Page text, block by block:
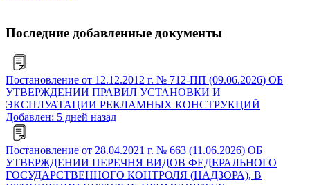
Последние добавленные документы
Постановление от 12.12.2012 г. № 712-ПП (09.06.2026) ОБ
УТВЕРЖДЕНИИ ПРАВИЛ УСТАНОВКИ И
ЭКСПЛУАТАЦИИ РЕКЛАМНЫХ КОНСТРУКЦИЙ
Добавлен: 5 дней назад
Постановление от 28.04.2021 г. № 663 (11.06.2026) ОБ
УТВЕРЖДЕНИИ ПЕРЕЧНЯ ВИДОВ ФЕДЕРАЛЬНОГО
ГОСУДАРСТВЕННОГО КОНТРОЛЯ (НАДЗОРА), В